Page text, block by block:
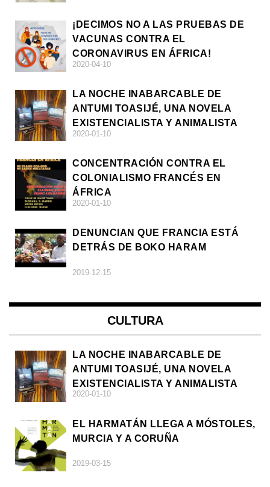
¡DECIMOS NO A LAS PRUEBAS DE
VACUNAS CONTRA EL
CORONAVIRUS EN ÁFRICA!
2020-04-10
LA NOCHE INABARCABLE DE
ANTUMI TOASIJÉ, UNA NOVELA
EXISTENCIALISTA Y ANIMALISTA
2020-01-10
CONCENTRACIÓN CONTRA EL
COLONIALISMO FRANCÉS EN
ÁFRICA
2020-01-10
DENUNCIAN QUE FRANCIA ESTÁ
DETRÁS DE BOKO HARAM
2019-12-15
CULTURA
LA NOCHE INABARCABLE DE
ANTUMI TOASIJÉ, UNA NOVELA
EXISTENCIALISTA Y ANIMALISTA
2020-01-10
EL HARMATÁN LLEGA A MÓSTOLES,
MURCIA Y A CORUÑA
2019-03-15